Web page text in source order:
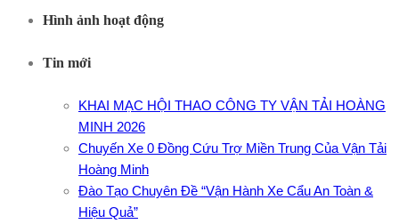
Hình ảnh hoạt động
Tin mới
KHAI MẠC HỘI THAO CÔNG TY VẬN TẢI HOÀNG
MINH 2026
Chuyến Xe 0 Đồng Cứu Trợ Miền Trung Của Vận Tải
Hoàng Minh
Đào Tạo Chuyên Đề “Vận Hành Xe Cẩu An Toàn &
Hiệu Quả”